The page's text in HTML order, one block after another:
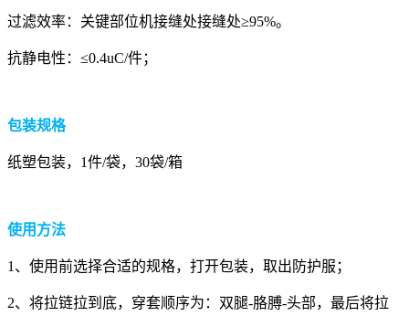
过滤效率：关键部位机接缝处接缝处≥95%。
抗静电性：≤0.4uC/件；
包装规格
纸塑包装，1件/袋，30袋/箱
使用方法
1、使用前选择合适的规格，打开包装，取出防护服；
2、将拉链拉到底，穿套顺序为：双腿-胳膊-头部，最后将拉